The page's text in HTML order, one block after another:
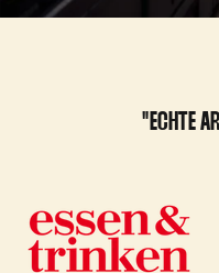
"ECHTE
Zur
Slide
1